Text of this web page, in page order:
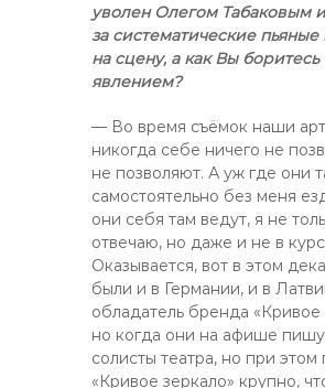
уволен Олегом Табаковым
за систематические
на сцену, а как Вы боритесь
явлением?
— Во время съёмок наши
никогда себе ничего не
не позволяют. А уж где они
самостоятельно без меня
они себя там ведут, я не
отвечаю, но даже и не в
Оказывается, вот в этом
были и в Германии, и в
обладатель бренда «Кривое
но когда они на афише
солисты театра, но при этом
«Кривое зеркало» крупно,